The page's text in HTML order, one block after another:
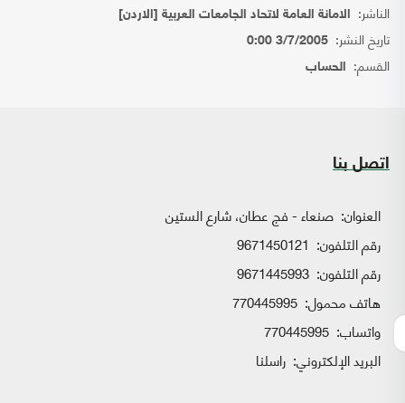
الناشر: الامانة العامة لاتحاد الجامعات العربية [الاردن]
تاريخ النشر: 3/7/2005 0:00
القسم: الحساب
اتصل بنا
العنوان: صنعاء - فج عطان، شارع الستين
رقم التلفون: 9671450121
رقم التلفون: 9671445993
هاتف محمول: 770445995
واتساب:
البريد الإلكتروني: راسلنا